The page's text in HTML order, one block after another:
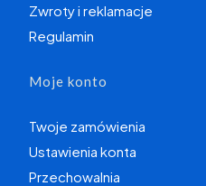
Zwroty i reklamacje
Regulamin
Moje konto
Twoje zamówienia
Ustawienia konta
Przechowalnia